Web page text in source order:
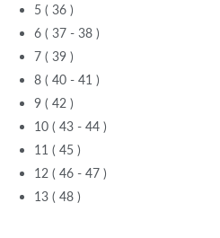
5 ( 36 )
6 ( 37 - 38 )
7 ( 39 )
8 ( 40 - 41 )
9 ( 42 )
10 ( 43 - 44 )
11 ( 45 )
12 ( 46 - 47 )
13 ( 48 )